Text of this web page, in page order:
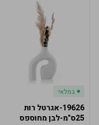
במלאי
19626-אגרטל רות
25ס"מ-לבן מחוספס
לתשלום